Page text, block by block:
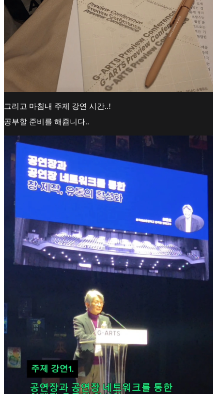
그리고 마침내 주제 강연 시간..!
공부할 준비를 해쥽니다..